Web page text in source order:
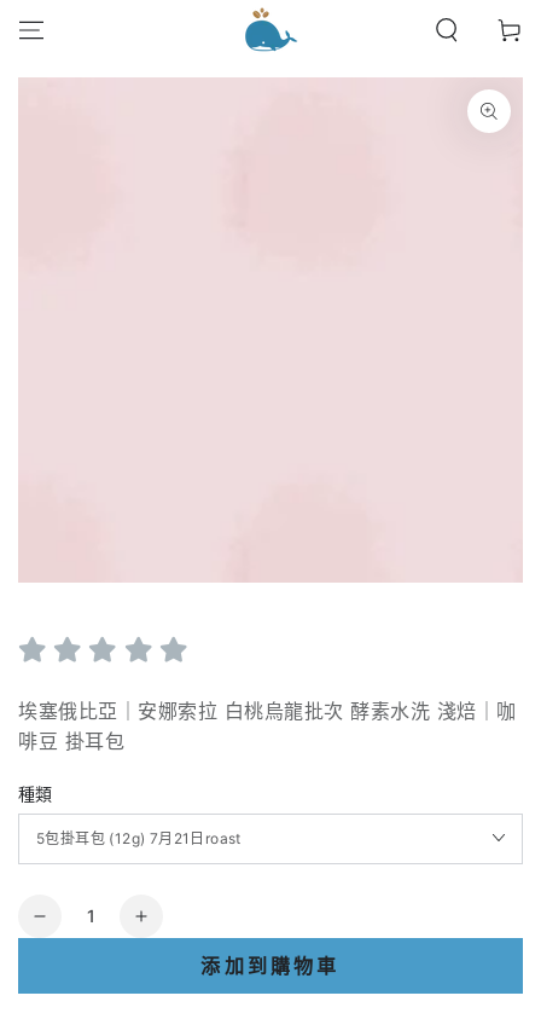
物
埃塞俄比亞｜安娜索拉 白桃烏龍批次 酵素水洗 淺焙｜咖
啡豆 掛耳包
種類
量減
數
增
數
添加到購物車